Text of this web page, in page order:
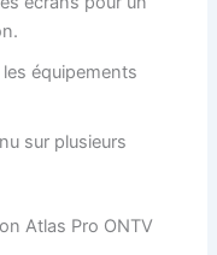
équipements
sur plusieurs
Atlas Pro ONTV